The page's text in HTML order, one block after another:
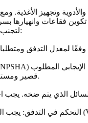
وتجهيز
فقاعات وانهيارها
لتجنب التجويف في مضخات الطرد المركزي الكيميائية يمكن اتباع النصائح التالية:
قصير ومستقيم وخالي من العوائق، وأن مستوى السائل يظل أعلى من مدخل المضخة.